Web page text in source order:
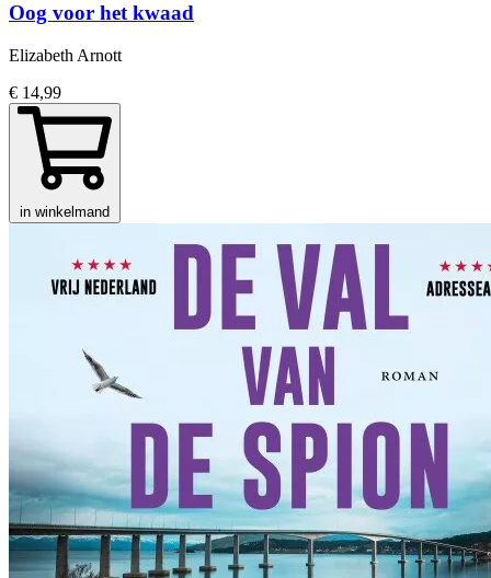
Oog voor het kwaad
Elizabeth Arnott
€ 14,99
in winkelmand